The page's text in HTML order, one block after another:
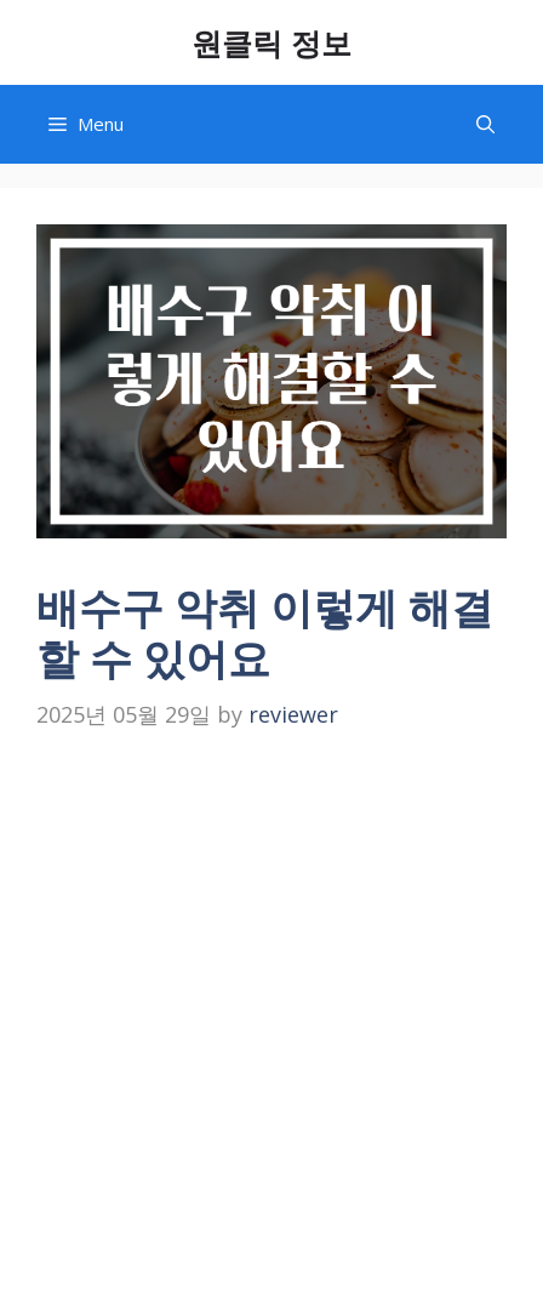
content
원클릭 정보
Menu
배수구 악취 이렇게 해결
할 수 있어요
2025년 05월 29일 by reviewer